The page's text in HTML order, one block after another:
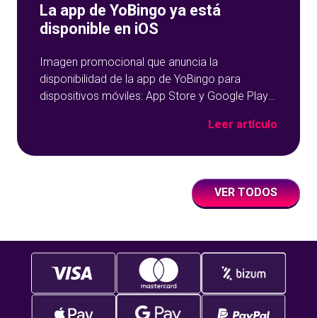
La app de YoBingo ya está
disponible en iOS
Imagen promocional que anuncia la
disponibilidad de la app de YoBingo para
dispositivos móviles: App Store y Google Play
Leer artículo
VER TODOS